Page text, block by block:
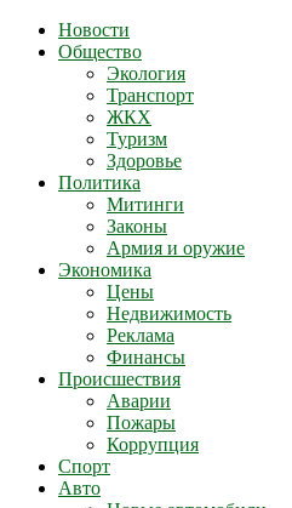
Новости
Общество
Экология
Транспорт
ЖКХ
Туризм
Здоровье
Политика
Митинги
Законы
Армия и оружие
Экономика
Цены
Недвижимость
Реклама
Финансы
Происшествия
Аварии
Пожары
Коррупция
Спорт
Авто